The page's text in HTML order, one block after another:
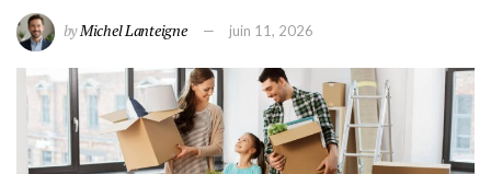
byMichel Lanteigne juin 11, 2026